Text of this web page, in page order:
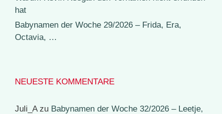
hat
Babynamen der Woche 29/2026 – Frida, Era,
Octavia, …
NEUESTE KOMMENTARE
Juli_Azu Babynamen der Woche 32/2026 – Leetje,